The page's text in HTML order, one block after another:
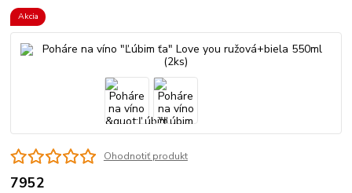
Akcia
Ohodnotiť produkt
7952